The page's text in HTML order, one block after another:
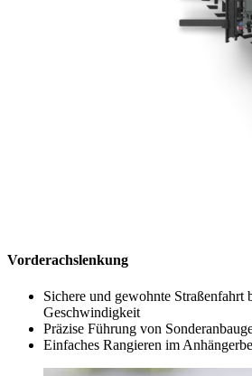
Vorderachslenkung
Sichere und gewohnte Straßenfahrt
Geschwindigkeit
Präzise Führung von
Einfaches Rangieren im